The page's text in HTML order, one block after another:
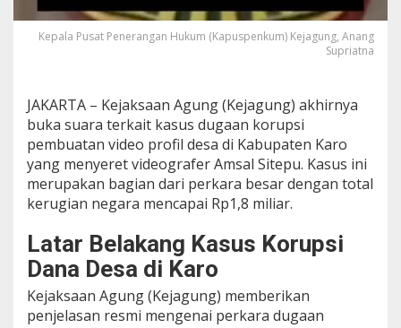
a
l
e
p
u
,
K
e
a
u
n
g
U
n
Kepala Pusat Penerangan Hukum (Kapuspenkum) Kejagung, Anang
Supriatna
JAKARTA – Kejaksaan Agung (Kejagung) akhirnya
buka suara terkait kasus dugaan korupsi
pembuatan video profil desa di Kabupaten Karo
yang menyeret videografer Amsal Sitepu. Kasus ini
merupakan bagian dari perkara besar dengan total
kerugian negara mencapai Rp1,8 miliar.
Latar Belakang Kasus Korupsi
Dana Desa di Karo
Kejaksaan Agung (Kejagung) memberikan
penjelasan resmi mengenai perkara dugaan